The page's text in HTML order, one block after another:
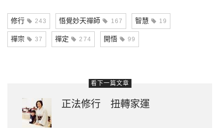
修行 243 悟覺妙天禪師 167 智慧 19
禪宗 37 禪定 274 開悟 99
看下一篇文章
正法修行 扭轉家運